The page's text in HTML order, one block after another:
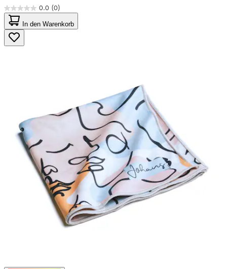
0.0 (0)
0.0
von
5
Sternen.
In den Warenkorb